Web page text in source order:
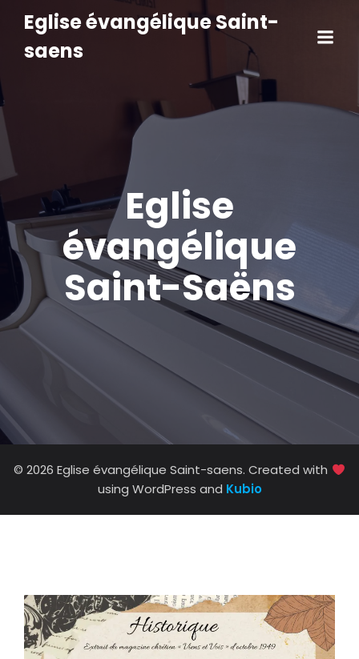
Eglise évangélique Saint-
saens
Eglise
évangélique
Saint-Saëns
© 2026 Eglise évangélique Saint-saens. Created with
using WordPress and Kubio